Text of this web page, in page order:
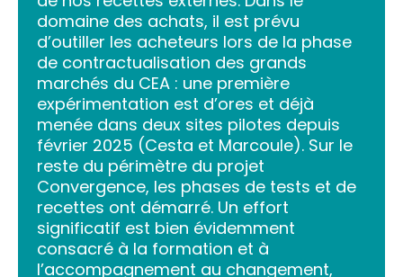
domaine des achats, il est prévu
d’outiller les acheteurs lors de la phase
de contractualisation des grands
marchés du CEA : une première
expérimentation est d’ores et déjà
menée dans deux sites pilotes depuis
février 2025 (Cesta et Marcoule). Sur le
reste du périmètre du projet
Convergence, les phases de tests et de
recettes ont démarré. Un effort
significatif est bien évidemment
consacré à la formation et à
l’accompagnement au changement,